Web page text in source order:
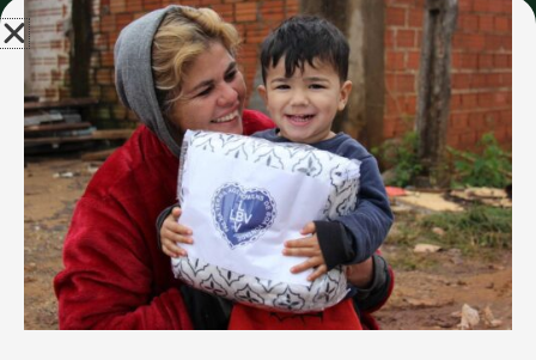
Abrigo para idosos
Cesta de alimentos e
demais doações
Cursos
profissionalizantes
Para organizações e
projetos sociais
Veja também: